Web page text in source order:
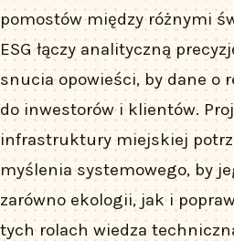
pomostów między różnymi
ESG łączy analityczną
snucia opowieści, by dane o
do inwestorów i klientów.
infrastruktury miejskiej
myślenia systemowego, by
zarówno ekologii, jak i
tych rolach wiedza